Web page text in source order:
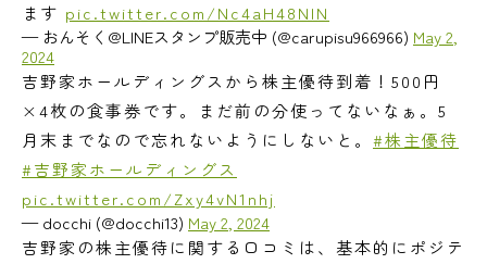
ます pic.twitter.com/Nc4aH48NIN
— おんそく@LINEスタンプ販売中 (@carupisu966966) May 2,
2024
吉野家ホールディングスから株主優待到着！500円
×4枚の食事券です。まだ前の分使ってないなぁ。5
月末までなので忘れないようにしないと。 #株主優待
#吉野家ホールディングス
pic.twitter.com/Zxy4vN1nhj
— docchi (@docchi13) May 2, 2024
吉野家の株主優待に関する口コミは、基本的にポジテ